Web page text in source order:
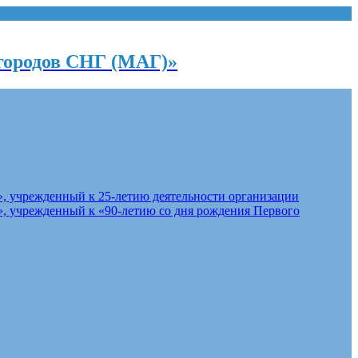
СНГ (МАГ)»
к 25-летию деятельности организации
к «90-летию со дня рождения Первого